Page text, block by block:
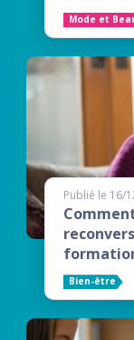
Mode et
Publié le 16/
Bien-être